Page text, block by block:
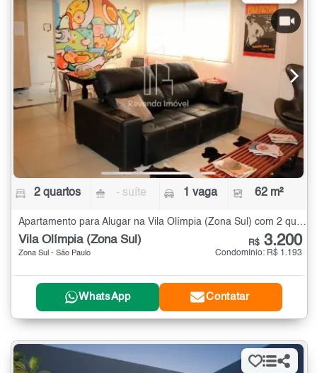
2 quartos - suíte 1 vaga 62 m²
Vila Olímpia (Zona Sul)
Zona Sul - São Paulo
R$ 3.200
Condomínio: R$ 1.193
WhatsApp Contatar